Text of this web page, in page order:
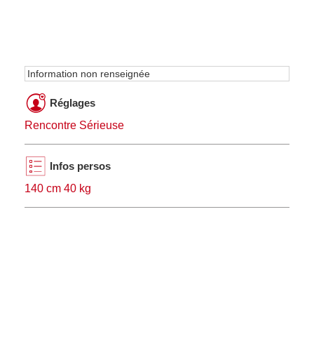
Information non renseignée
Réglages
Rencontre Sérieuse
Infos persos
140 cm 40 kg